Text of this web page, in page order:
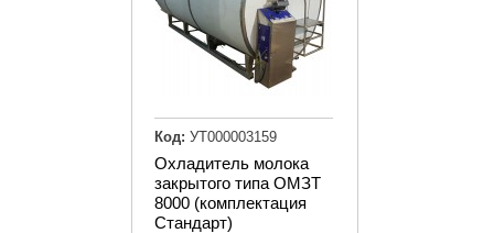
Охладитель молока
закрытого типа ОМЗТ
8000 (комплектация
Стандарт)
Код: УТ000003159